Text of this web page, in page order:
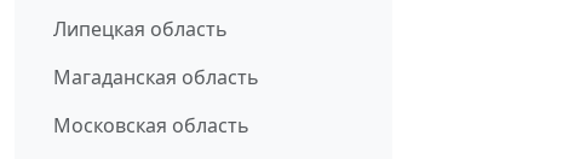
Липецкая область
Магаданская область
Московская область